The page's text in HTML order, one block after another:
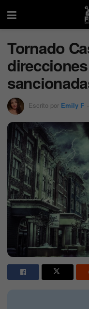
Tornado
Escrito por Emily F